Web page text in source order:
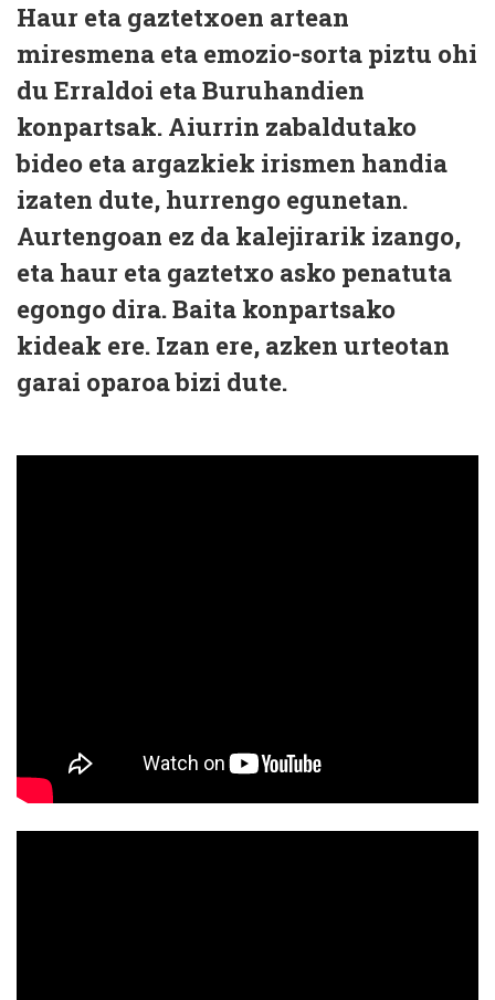
Haur eta gaztetxoen artean
miresmena eta emozio-sorta piztu ohi
du Erraldoi eta Buruhandien
konpartsak. Aiurrin zabaldutako
bideo eta argazkiek irismen handia
izaten dute, hurrengo egunetan.
Aurtengoan ez da kalejirarik izango,
eta haur eta gaztetxo asko penatuta
egongo dira. Baita konpartsako
kideak ere. Izan ere, azken urteotan
garai oparoa bizi dute.